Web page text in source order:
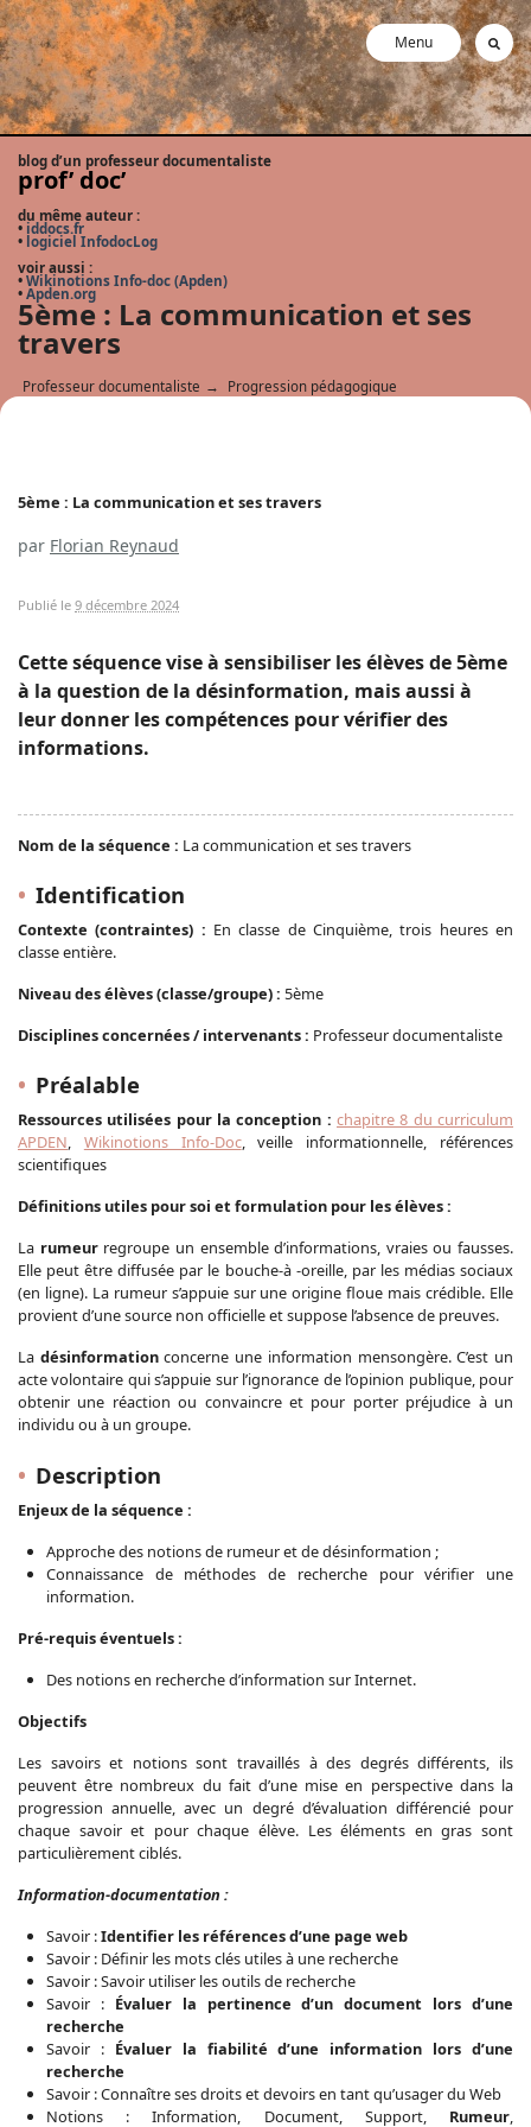
Menu
blog d’un professeur documentaliste
prof’ doc’
du même auteur :
• iddocs.fr
• logiciel InfodocLog
voir aussi :
• Wikinotions Info-doc (Apden)
• Apden.org
5ème : La communication et ses
travers
Professeur documentaliste → Progression pédagogique
5ème : La communication et ses travers
par Florian Reynaud
Publié le 9 décembre 2024
Cette séquence vise à sensibiliser les élèves de 5ème
à la question de la désinformation, mais aussi à
leur donner les compétences pour vérifier des
informations.
Nom de la séquence : La communication et ses travers
Identification
Contexte (contraintes) : En classe de Cinquième, trois heures en
classe entière.
Niveau des élèves (classe/groupe) : 5ème
Disciplines concernées / intervenants : Professeur documentaliste
Préalable
Ressources utilisées pour la conception : chapitre 8 du curriculum
APDEN, Wikinotions Info-Doc, veille informationnelle, références
scientifiques
Définitions utiles pour soi et formulation pour les élèves :
La rumeurregroupe un ensemble d’informations, vraies ou fausses.
Elle peut être diffusée par le bouche-à -oreille, par les médias sociaux
(en ligne). La rumeur s’appuie sur une origine floue mais crédible. Elle
provient d’une source non officielle et suppose l’absence de preuves.
La désinformationconcerne une information mensongère. C’est un
acte volontaire qui s’appuie sur l’ignorance de l’opinion publique, pour
obtenir une réaction ou convaincre et pour porter préjudice à un
individu ou à un groupe.
Description
Enjeux de la séquence :
Approche des notions de rumeur et de désinformation ;
Connaissance de méthodes de recherche pour vérifier une
information.
Pré-requis éventuels :
Des notions en recherche d’information sur Internet.
Objectifs
Les savoirs et notions sont travaillés à des degrés différents, ils
peuvent être nombreux du fait d’une mise en perspective dans la
progression annuelle, avec un degré d’évaluation différencié pour
chaque savoir et pour chaque élève. Les éléments en gras sont
particulièrement ciblés.
Information-documentation :
Savoir :Identifier les références d’une page web
Savoir : Définir les mots clés utiles à une recherche
Savoir : Savoir utiliser les outils de recherche
Savoir : Évaluer la pertinence d’un document lors d’une
recherche
Savoir : Évaluer la fiabilité d’une information lors d’une
recherche
Savoir : Connaître ses droits et devoirs en tant qu’usager du Web
Notions : Information, Document, Support, Rumeur